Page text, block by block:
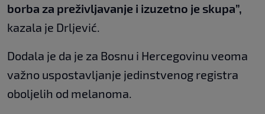
borba za preživljavanje i izuzetno je skupa”,
kazala je Drljević.
Dodala je da je za Bosnu i Hercegovinu veoma
važno uspostavljanje jedinstvenog registra
oboljelih od melanoma.